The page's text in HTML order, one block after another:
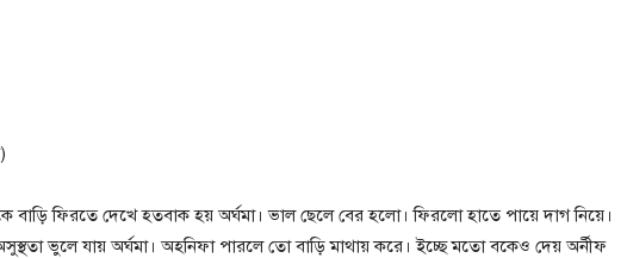
বাড়ি ফিরতে দেখে হতবাক হয় অর্ঘমা। ভাল ছেলে বের হলো। ফিরলো হাতে পায়ে দাগ নিয়ে।
ভুলে যায় অর্ঘমা। অহনিফা পারলে তো বাড়ি মাথায় করে। ইচ্ছে মতো বকেও দেয় অর্নীফ